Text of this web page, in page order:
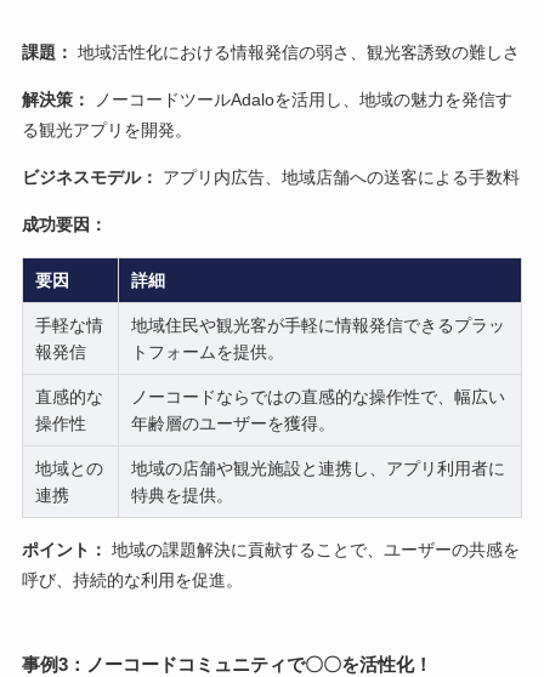
課題： 地域活性化における情報発信の弱さ、観光客誘致の難しさ
解決策：
ノーコードツールAdaloを活用し、地域の魅力を発信す
る観光アプリを開発。
ビジネスモデル： アプリ内広告、地域店舗への送客による手数料
成功要因：
要因 詳細
手軽な情
報発信
地域住民や観光客が手軽に情報発信できるプラッ
トフォームを提供。
直感的な
操作性
ノーコードならではの直感的な操作性で、幅広い
年齢層のユーザーを獲得。
地域との
連携
地域の店舗や観光施設と連携し、アプリ利用者に
特典を提供。
ポイント： 地域の課題解決に貢献することで、ユーザーの共感を
呼び、持続的な利用を促進。
事例3：ノーコードコミュニティで〇〇を活性化！